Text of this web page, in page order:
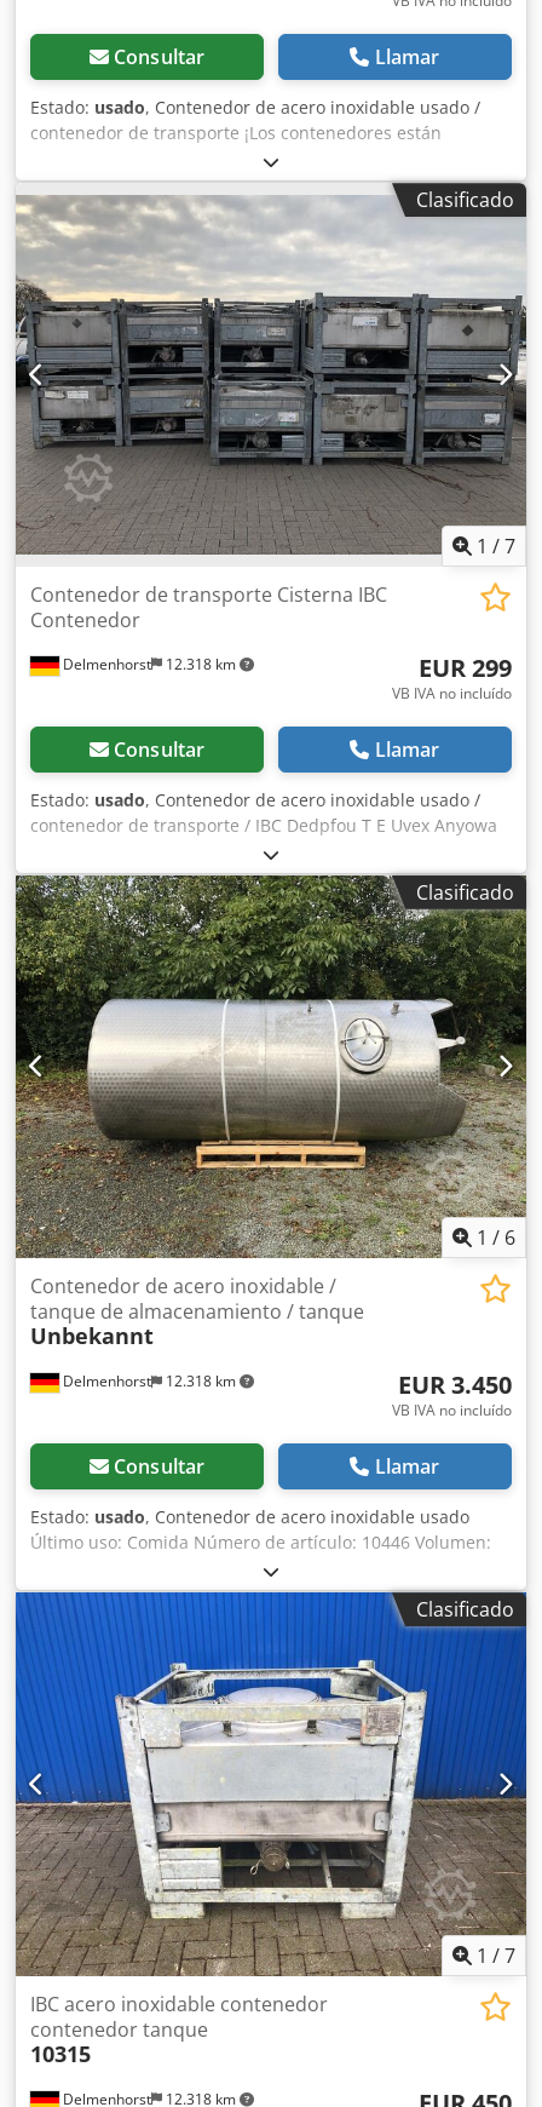
Consultar Llamar
Estado: usado, Contenedor de acero inoxidable usado /
contenedor de transporte ¡Los contenedores están
completamente vacíos y enjuagados! Número de artículo:
10841 Último uso previsto: desconocido Volumen: 800L
Tipo: De pie en bastidor apilable galvanizado Material
(contacto con los medios): 1.4301 / AISI304 Diseño: De
pared simple Presión de funcionamiento según placa de
características: +0,1 bar Dimensiones del contenedor:
Ancho total: 1030 mm Longitud total: 1230 mm Altura total:
1400 mm Materiales: Interior: 1.4301 / AISI 304 Partes
exteriores: Acero galvanizado Dsdpfjv Dun Ssx Anyswa
Instalaciones: cubierta de cúpula en el piso superior
400mm válvula de seguridad en la capa superficial del
suelo Placa de características: Sí Diámetro del pico: 42 mm
Tipo de salida: Válvula de bola
Clasificado
1 /7
Delmenhorst 12.318 km
Contenedor de transporte Cisterna IBC
Contenedor
EUR 299
VB IVA no incluído
Consultar Llamar
Estado: usado, Contenedor de acero inoxidable usado /
contenedor de transporte / IBC Dedpfou T E Uvex Anyowa
Último uso: Productos químicos Número de artículo: 10288
Volumen: 500 litros Tipo: Vertical en bastidor apilable
galvanizado Material (partes húmedas): 1.4301 / AISI304
Diseño: Pared simple Base: Curvada Parte superior:
curvada Presión de funcionamiento según placa de
características: +0,2 bar Dimensiones del depósito:
Anchura total: 1200mm Longitud total: 1000mm Altura
total: 1000 mm Materiales: Interior: 1.4301 / AISI 304 Partes
exteriores: Acero galvanizado Equipamiento: Placa de
características: Sí Diámetro de salida: 50 mm Tipo de
salida: Acoplamiento de cisterna DN50 Válvula de salida:
Válvula de bola
Clasificado
1 / 6
Delmenhorst 12.318 km
Contenedor de acero inoxidable /
tanque de almacenamiento / tanque
Unbekannt
EUR 3.450
VB IVA no incluído
Consultar Llamar
Estado: usado, Contenedor de acero inoxidable usado
Último uso: Comida Número de artículo: 10446 Volumen:
5000 litros Tipo: De pie sobre 3 pies Material (contacto con
los medios): acero inoxidable 1.4301 Diseño: De pared
simple Dwedpfov Dt Taox Anyja Base: Arqueada Capa
superficial del suelo: Arqueada Presión de funcionamiento
según placa de características: ATM Dimensiones del
contenedor: Diámetro exterior: 1440 mm Altura cilíndrica:
2980 mm Altura de los pies: 270mm Distancia del desagüe
al suelo: 70 mm Altura total: 3410 mm Ancho total: 1440
mm Materiales: Interior: 1.4301 / AISI304 Partes externas:
1.4301 / AISI304 Instalaciones: Salida: DN 40mm Boca de
acceso: 340x450mm Varias conexiones
Clasificado
1 /7
Delmenhorst 12.318 km
IBC acero inoxidable contenedor
contenedor tanque
10315